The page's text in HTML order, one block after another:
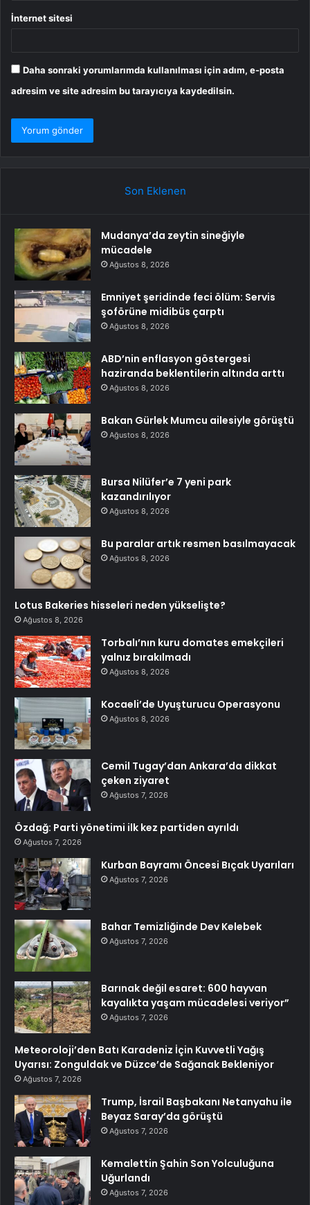
İnternet sitesi
Daha sonraki yorumlarımda kullanılması için adım, e-posta
adresim ve site adresim bu tarayıcıya kaydedilsin.
Son Eklenen
Mudanya’da zeytin sineğiyle
mücadele
Ağustos 8, 2026
Emniyet şeridinde feci ölüm: Servis
şoförüne midibüs çarptı
Ağustos 8, 2026
ABD’nin enflasyon göstergesi
haziranda beklentilerin altında arttı
Ağustos 8, 2026
Bakan Gürlek Mumcu ailesiyle görüştü
Ağustos 8, 2026
Bursa Nilüfer’e 7 yeni park
kazandırılıyor
Ağustos 8, 2026
Bu paralar artık resmen basılmayacak
Ağustos 8, 2026
Lotus Bakeries hisseleri neden yükselişte?
Ağustos 8, 2026
Torbalı’nın kuru domates emekçileri
yalnız bırakılmadı
Ağustos 8, 2026
Kocaeli’de Uyuşturucu Operasyonu
Ağustos 8, 2026
Cemil Tugay’dan Ankara’da dikkat
çeken ziyaret
Ağustos 7, 2026
Özdağ: Parti yönetimi ilk kez partiden ayrıldı
Ağustos 7, 2026
Kurban Bayramı Öncesi Bıçak Uyarıları
Ağustos 7, 2026
Bahar Temizliğinde Dev Kelebek
Ağustos 7, 2026
Barınak değil esaret: 600 hayvan
kayalıkta yaşam mücadelesi veriyor”
Ağustos 7, 2026
Meteoroloji’den Batı Karadeniz İçin Kuvvetli Yağış
Uyarısı: Zonguldak ve Düzce’de Sağanak Bekleniyor
Ağustos 7, 2026
Trump, İsrail Başbakanı Netanyahu ile
Beyaz Saray’da görüştü
Ağustos 7, 2026
Kemalettin Şahin Son Yolculuğuna
Uğurlandı
Ağustos 7, 2026